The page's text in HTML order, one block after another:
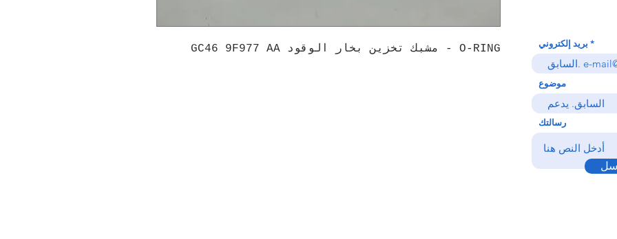
O-RING - مشبك تخزين بخار الوقود GC46 9F977 AA بريد إلكتروني
موضوع
رسالتك